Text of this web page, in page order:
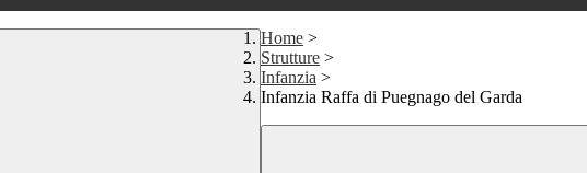
Home >
Strutture >
Infanzia >
Infanzia Raffa di Puegnago del Garda